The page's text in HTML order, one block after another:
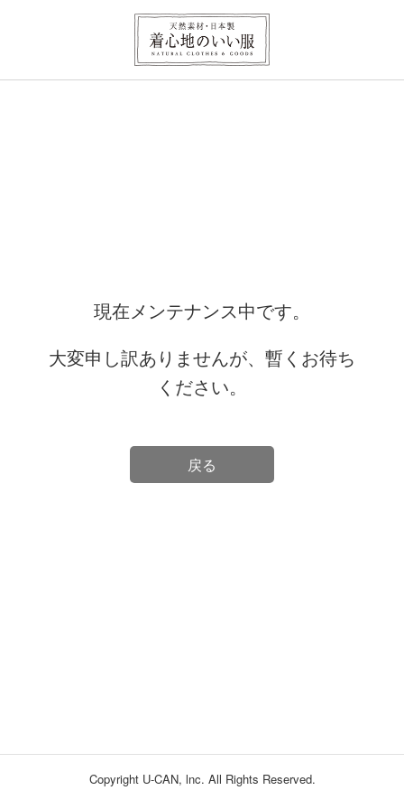
現在メンテナンス中です。
大変申し訳ありませんが、暫くお待ち
ください。
戻る
Copyright U-CAN, lnc. All Rights Reserved.